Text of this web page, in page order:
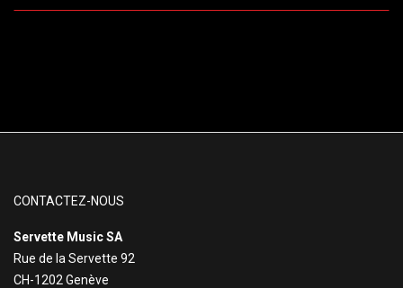
CONTACTEZ-NOUS
Servette Music SA
Rue de la Servette 92
CH-1202 Genève